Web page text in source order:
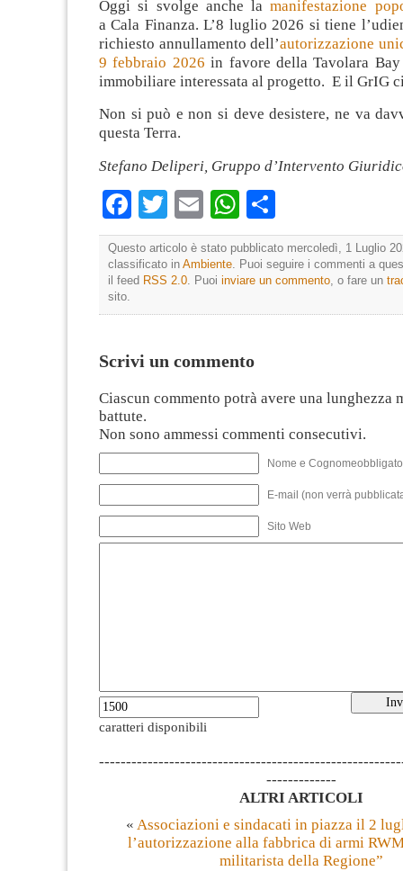
Oggi si svolge anche lamanifestazione
a Cala Finanza. L’8 luglio 2026 si tiene
richiesto annullamento dell’autorizzazione
9 febbraio 2026 in favore della Tavolara
immobiliare interessata al progetto. E il GrIG
Non si può e non si deve desistere, ne va
questa Terra.
Stefano Deliperi, Gruppo d’Intervento
Facebook
TwitterEmailWhatsApp
Questo articolo è stato pubblicato mercoledì, 1 Luglio
classificato in Ambiente . Puoi seguire i commenti a
il feed RSS 2.0 . Puoi inviare un commento , o fare un
sito.
Scrivi un commento
Ciascun commento potrà avere una lunghezza
battute.
Non sono ammessi commenti consecutivi.
Nome e
E-mail (non verrà
Sito Web
caratteri disponibili
-------------
ALTRI ARTICOLI
« Associazioni e sindacati in piazza il 2
l’autorizzazione alla fabbrica di armi
militarista della Regione”